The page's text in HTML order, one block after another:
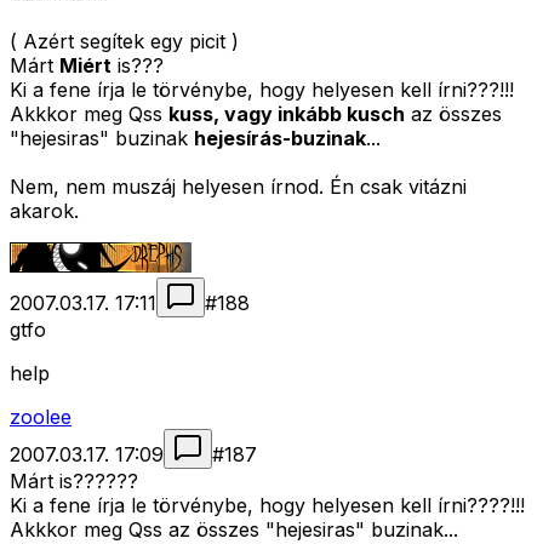
( Azért segítek egy picit )
Márt Miért is???
Ki a fene írja le törvénybe, hogy helyesen kell írni???!!!
Akkkor meg Qss kuss, vagy inkább kusch az összes
"hejesiras" buzinak hejesírás-buzinak...
Nem, nem muszáj helyesen írnod. Én csak vitázni
akarok.
2007.03.17. 17:11 #188
gtfo
help
zoolee
2007.03.17. 17:09
#187
Márt is??????
Ki a fene írja le törvénybe, hogy helyesen kell írni????!!!
Akkkor meg Qss az összes "hejesiras" buzinak...